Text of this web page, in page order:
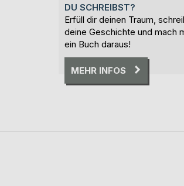
DU SCHREIBST?
Erfüll dir deinen Traum,
deine Geschichte und mach
ein Buch daraus!
MEHR INFOS